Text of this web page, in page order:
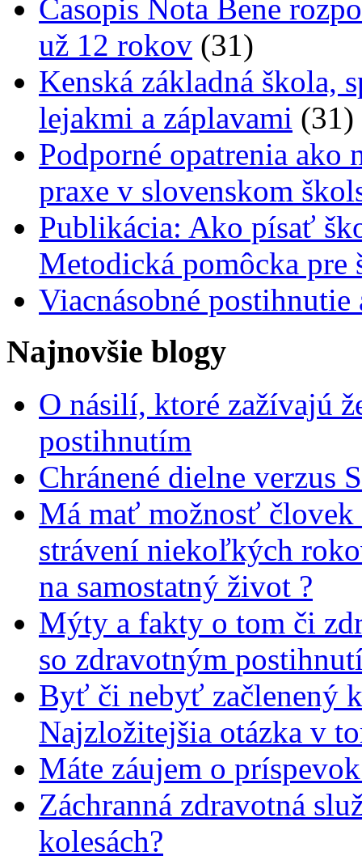
Časopis Nota Bene
už 12 rokov (31)
Kenská základná škola,
lejakmi a záplavami (31)
Podporné opatrenia
praxe v slovenskom
Publikácia: Ako písať
Metodická pomôcka pre
Viacnásobné
Najnovšie blogy
O násilí, ktoré zažívajú
postihnutím
Chránené dielne verzus
Má mať možnosť
strávení niekoľkých
na samostatný život ?
Mýty a fakty o tom či
so zdravotným
Byť či nebyť začlenený
Najzložitejšia otázka v
Máte záujem o
Záchranná zdravotná
kolesách?